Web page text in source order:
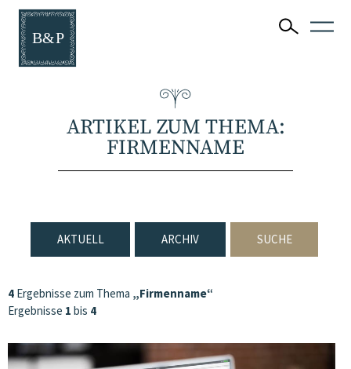
ARTIKEL ZUM THEMA:
FIRMENNAME
AKTUELL ARCHIV SUCHE
4 Ergebnisse zum Thema „Firmenname“
Ergebnisse 1 bis 4